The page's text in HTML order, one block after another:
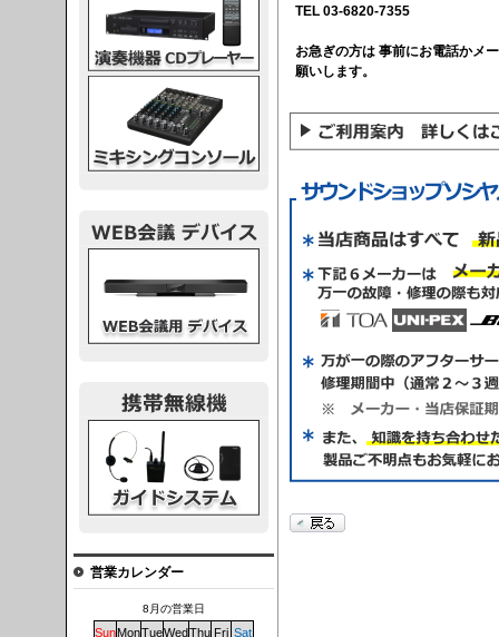
TEL 03-6820-7355
お急ぎの方は 事前にお電話かメ
願いします。
営業カレンダー
8月の営業日
SunMonTueWedThu Fri Sat